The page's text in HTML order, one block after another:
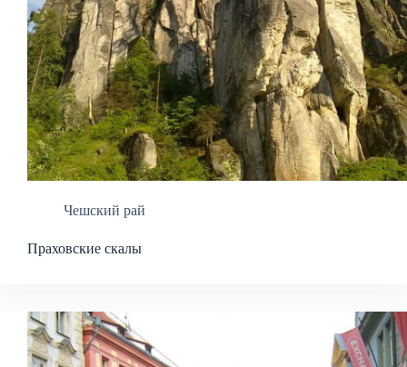
Чешский рай
Праховские скалы